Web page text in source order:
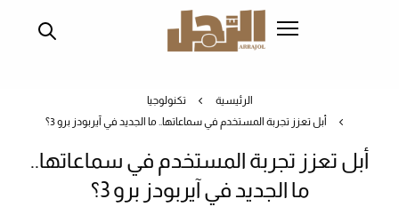
الرئيسية
تكنولوجيا
أبل تعزز تجربة المستخدم في سماعاتها.. ما الجديد في آيربودز برو 3؟
أبل تعزز تجربة المستخدم في سماعاتها..
ما الجديد في آيربودز برو 3؟